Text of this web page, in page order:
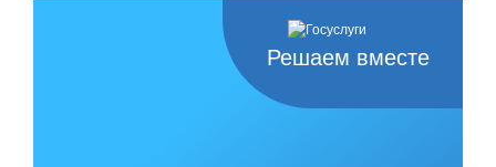
Решаем вместе